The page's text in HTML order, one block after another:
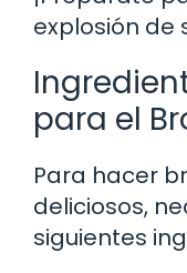
explosión de
para el
Para hacer
deliciosos,
siguientes